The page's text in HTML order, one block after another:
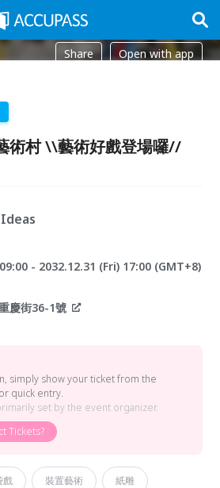
Share Open with app
術村 \\藝術好戲登場囉//
- 2032.12.31 (Fri) 17:00 (GMT+8)
慶街36-1號
simply show your ticket from the
quick entry.
set by the event organizer.
Tickets?
戲 裝置藝術 紙雕